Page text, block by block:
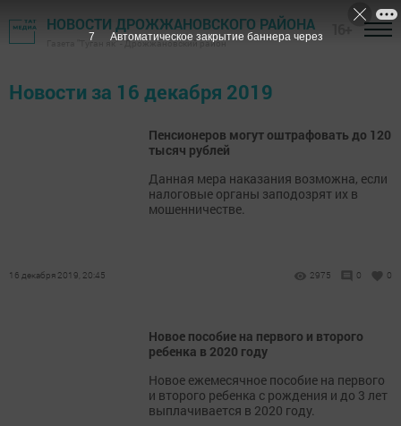
НОВОСТИ ДРОЖЖАНОВСКОГО РАЙОНА
Газета "Туган як" - Дрожжановский район
Новости за 16 декабря 2019
Пенсионеров могут оштрафовать до 120
тысяч рублей
Данная мера наказания возможна, если
налоговые органы заподозрят их в
мошенничестве.
16 декабря 2019, 20:45 2975 0 0
Новое пособие на первого и второго
ребенка в 2020 году
Новое ежемесячное пособие на первого
и второго ребенка с рождения и до 3 лет
выплачивается в 2020 году.
7 Автоматическое закрытие баннера через